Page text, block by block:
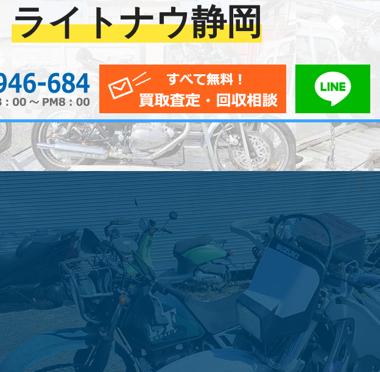
ライトナウ静岡
0120-956-684 メールでお問い合わ